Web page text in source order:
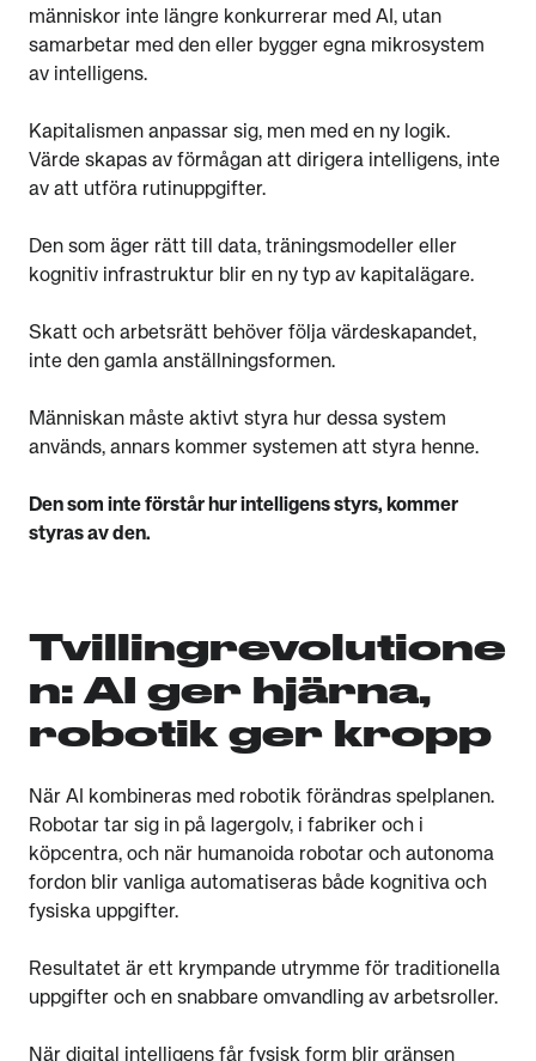
människor inte längre konkurrerar med AI, utan
samarbetar med den eller bygger egna mikrosystem
av intelligens.
Kapitalismen anpassar sig, men med en ny logik.
Värde skapas av förmågan att dirigera intelligens, inte
av att utföra rutinuppgifter.
Den som äger rätt till data, träningsmodeller eller
kognitiv infrastruktur blir en ny typ av kapitalägare.
Skatt och arbetsrätt behöver följa värdeskapandet,
inte den gamla anställningsformen.
Människan måste aktivt styra hur dessa system
används, annars kommer systemen att styra henne.
Den som inte förstår hur intelligens styrs, kommer
styras av den.
Tvillingrevolutione
n: AI ger hjärna,
robotik ger kropp
När AI kombineras med robotik förändras spelplanen.
Robotar tar sig in på lagergolv, i fabriker och i
köpcentra, och när humanoida robotar och autonoma
fordon blir vanliga automatiseras både kognitiva och
fysiska uppgifter.
Resultatet är ett krympande utrymme för traditionella
uppgifter och en snabbare omvandling av arbetsroller.
När digital intelligens får fysisk form blir gränsen